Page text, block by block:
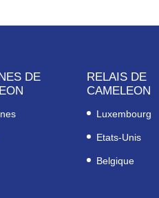
DE
RELAIS DE
CAMELEON
Luxembourg
Etats-Unis
Belgique